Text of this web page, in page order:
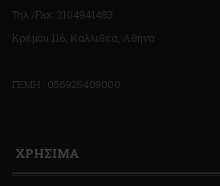
Τηλ./Fax: 2104941483
Κρέμου 116, Καλλιθέα, Αθήνα
ΓΕΜΗ : 056925409000
ΧΡΗΣΙΜΑ